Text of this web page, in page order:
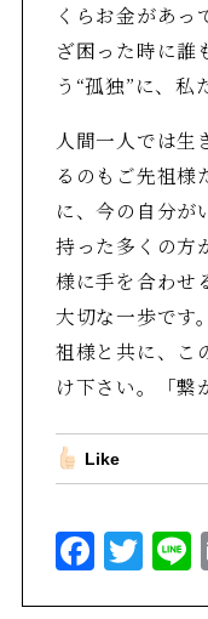
くらお金があっ
ざ困った時に誰
う“孤独”に、私
人間一人では生
るのもご先祖様
に、今の自分が
持った多くの方
様に手を合わせ
大切な一歩です
祖様と共に、こ
け下さい。「繋
Like
F
a
T
w